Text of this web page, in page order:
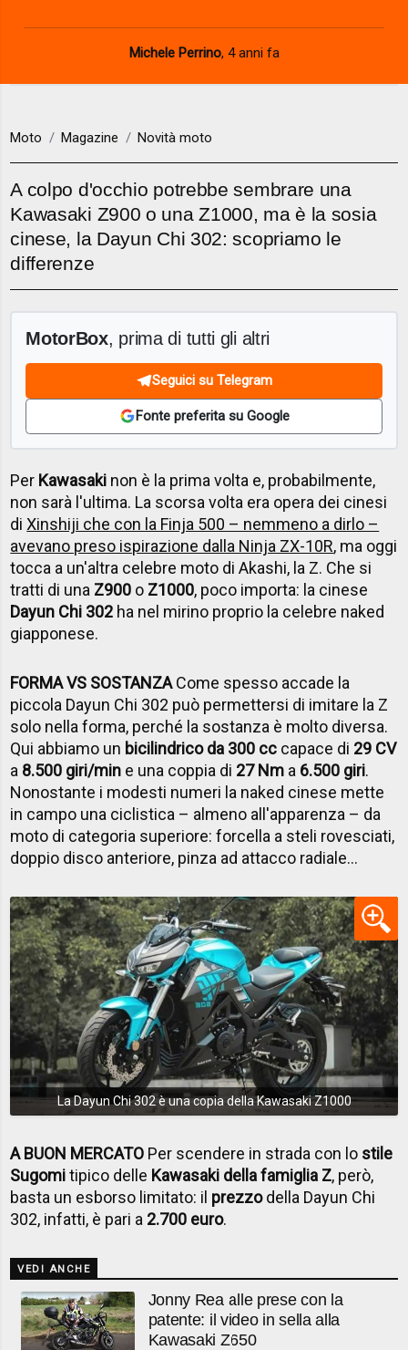
Michele Perrino, 4 anni fa
Moto Magazine Novità moto
A colpo d'occhio potrebbe sembrare una
Kawasaki Z900 o una Z1000, ma è la sosia
cinese, la Dayun Chi 302: scopriamo le
differenze
MotorBox, prima di tutti gli altri
Seguici su Telegram
Fonte preferita su Google
Per Kawasaki non è la prima volta e, probabilmente,
non sarà l'ultima. La scorsa volta era opera dei cinesi
diXinshiji che con la Finja 500 – nemmeno a dirlo –
avevano preso ispirazione dalla Ninja ZX-10R, ma oggi
tocca a un'altra celebre moto di Akashi, la Z. Che si
tratti di una Z900 o Z1000, poco importa: la cinese
Dayun Chi 302 ha nel mirino proprio la celebre naked
giapponese.
FORMA VS SOSTANZACome spesso accade la
piccola Dayun Chi 302 può permettersi di imitare la Z
solo nella forma, perché la sostanza è molto diversa.
Qui abbiamo un bicilindrico da 300 cc capace di 29 CV
a 8.500 giri/min e una coppia di 27 Nm a 6.500 giri.
Nonostante i modesti numeri la naked cinese mette
in campo una ciclistica – almeno all'apparenza – da
moto di categoria superiore: forcella a steli rovesciati,
doppio disco anteriore, pinza ad attacco radiale...
La Dayun Chi 302 è una copia della Kawasaki Z1000
A BUON MERCATO Per scendere in strada con lo stile
Sugomitipico delle Kawasaki della famiglia Z, però,
basta un esborso limitato: il prezzodella Dayun Chi
302, infatti, è pari a 2.700 euro.
VEDI ANCHE
Jonny Rea alle prese con la
patente: il video in sella alla
Kawasaki Z650